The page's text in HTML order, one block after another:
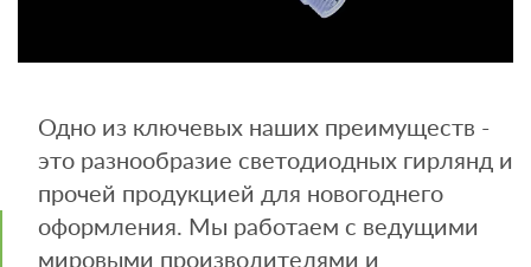
Одно из ключевых наших преимуществ -
это разнообразие светодиодных гирлянд и
прочей продукцией для новогоднего
оформления. Мы работаем с ведущими
мировыми производителями и